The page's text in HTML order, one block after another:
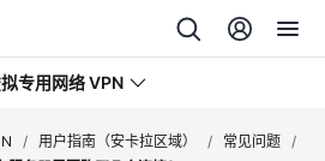
专用网络 VPN
/ 用户指南（安卡拉区域） / 常见问题 /